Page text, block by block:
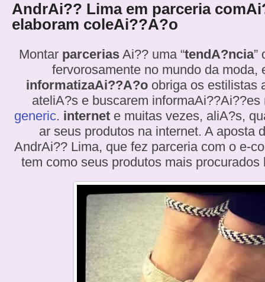
AndrAi?? Lima em parceria
elaboram coleAi??A?o
MontarparceriasAi?? uma “tendA?ncia”
fervorosamente no mundo da moda,
informatizaAi??A?oobriga os estilistas
ateliA?s e buscarem
generic. internete muitas vezes, aliA?s,
ar seus produtos na internet. A aposta
AndrAi?? Lima, que fez parceria com o e-
tem como seus produtos mais procurados